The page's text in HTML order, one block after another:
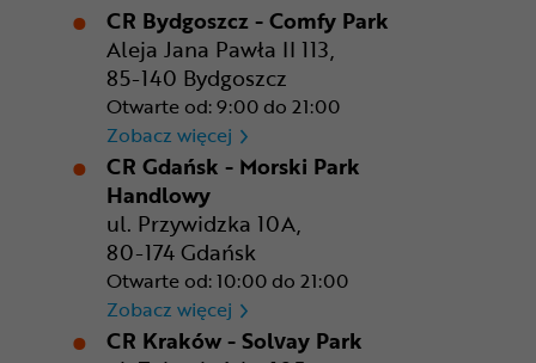
CR Bydgoszcz - Comfy Park
Aleja Jana Pawła II 113,
85-140 Bydgoszcz
Otwarte od: 9:00 do 21:00
Zobacz więcej CR Bydgoszcz - Comfy Park
CR Gdańsk - Morski Park
Handlowy
ul. Przywidzka 10A,
80-174 Gdańsk
Otwarte od: 10:00 do 21:00
Zobacz więcej CR Gdańsk - Morski Park
CR Kraków - Solvay Park